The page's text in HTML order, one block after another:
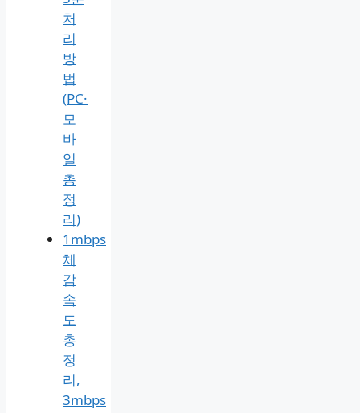
처
리
방
법
(PC·
모
바
일
총
정
리)
1mbps
체
감
속
도
총
정
리,
3mbps